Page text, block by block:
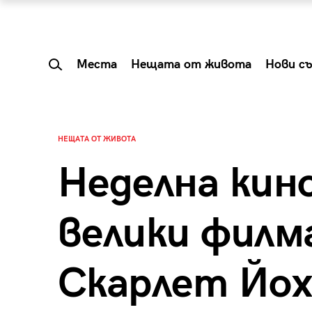
Места Нещата от живота Нови
НЕЩАТА ОТ ЖИВОТА
Неделна
велики
СкарлетSummer Prelude: как